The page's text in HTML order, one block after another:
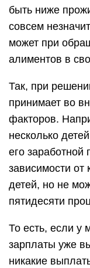
быть ниже
совсем
может при
алиментов в
Так, при
принимает во
факторов.
несколько
его заработной
зависимости от
детей, но не
пятидесяти
То есть, если у
зарплаты уже
никакие